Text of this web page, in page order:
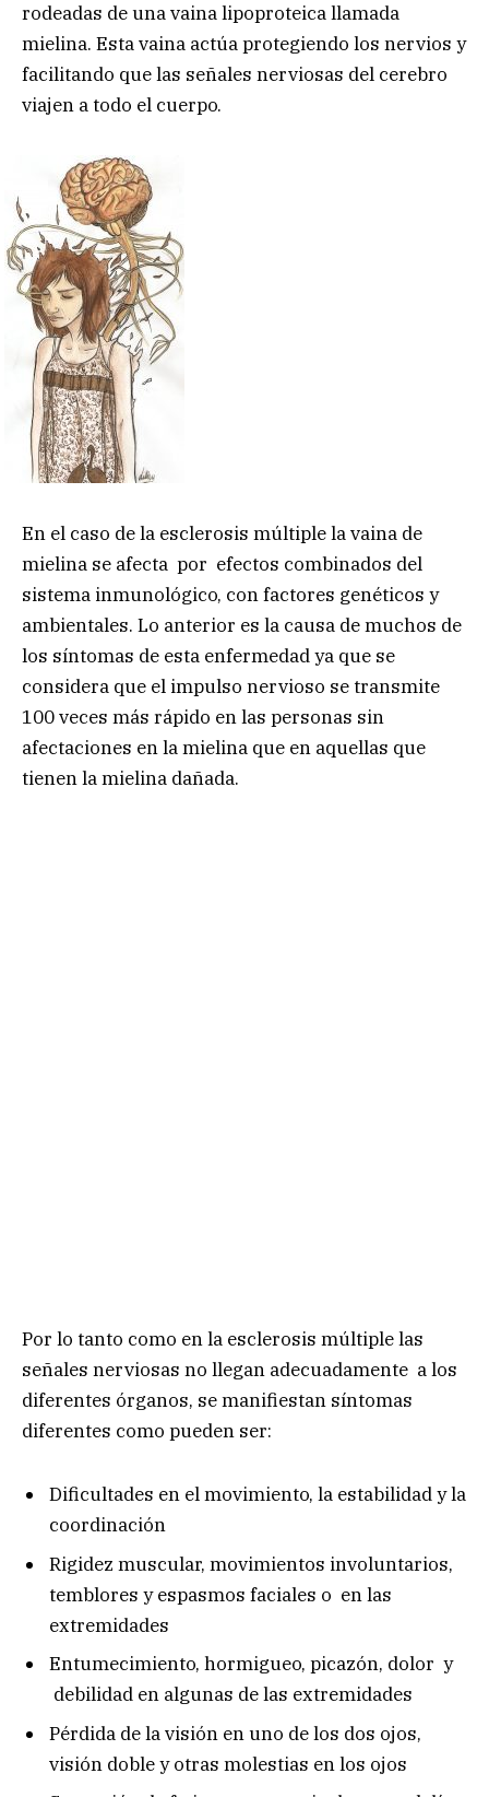
rodeadas de una vaina lipoproteica llamada
mielina. Esta vaina actúa protegiendo los nervios y
facilitando que las señales nerviosas del cerebro
viajen a todo el cuerpo.
En el caso de la esclerosis múltiple la vaina de
mielina se afecta por efectos combinados del
sistema inmunológico, con factores genéticos y
ambientales. Lo anterior es la causa de muchos de
los síntomas de esta enfermedad ya que se
considera que el impulso nervioso se transmite
100 veces más rápido en las personas sin
afectaciones en la mielina que en aquellas que
tienen la mielina dañada.
Por lo tanto como en la esclerosis múltiple las
señales nerviosas no llegan adecuadamente a los
diferentes órganos, se manifiestan síntomas
diferentes como pueden ser:
Dificultades en el movimiento, la estabilidad y la
coordinación
Rigidez muscular, movimientos involuntarios,
temblores y espasmos faciales o en las
extremidades
Entumecimiento, hormigueo, picazón, dolor y
debilidad en algunas de las extremidades
Pérdida de la visión en uno de los dos ojos,
visión doble y otras molestias en los ojos